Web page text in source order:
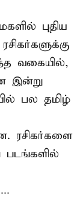
புதிய
வகையில்,
இன்று
பல தமிழ்
ரசிகர்களை
படங்களில்